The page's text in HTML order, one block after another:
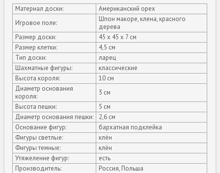
Материал доски:
Американский орех
Игровое поле:
Шпон макоре, клена, красного
дерева
Размер доски:
45 х 45 х 7 см
Размер клетки:
4,5 см
Тип доски:
ларец
Шахматные фигуры:
классические
Высота короля:
10 см
Диаметр основания
короля:
3 см
Высота пешки:
5 см
Диаметр основания пешки:
2,6 см
Основание фигур:
бархатная подклейка
Фигуры светлые:
клён
Фигуры темные:
клён
Утяжеление фигур:
есть
Производитель:
Россия, Польша